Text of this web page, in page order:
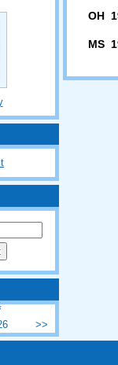
OH
MS
>>